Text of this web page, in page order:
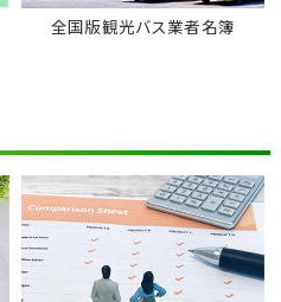
全国版観光バス業者名簿